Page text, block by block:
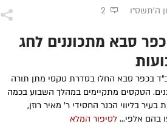
ה׳תשס״ו 2
כפר סבא מתכוננים לחג
בכפר סבא החלו בסדרת טקסי מתן תורה
הטקסים מתקיימים במהלך השבוע בכמה
בעיר בליווי הכנר החסידי ר' מאיר רוזן,
בהם אלפי... לסיפור המלא